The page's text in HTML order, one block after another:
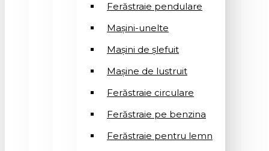
Ferăstraie pendulare
Mașini-unelte
Mașini de șlefuit
Mașinе de lustruit
Ferăstraie circulare
Ferăstraie pe benzina
Ferăstraie pentru lemn